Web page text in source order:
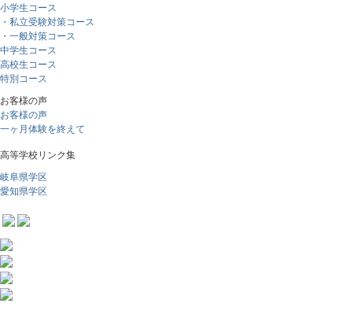
小学生コース
・私立受験対策コース
・一般対策コース
中学生コース
高校生コース
特別コース
お客様の声
お客様の声
一ヶ月体験を終えて
高等学校リンク集
岐阜県学区
愛知県学区